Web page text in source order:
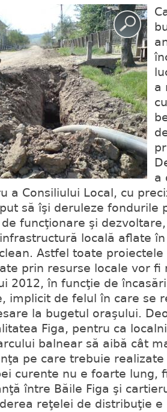
a
a
a Consiliului Local, cu
să îşi deruleze fondurile
funcţionare şi
locală aflate
Astfel toate
prin resurse locale vor fi
2012, în funcţie de
implicit de felul în care se
la bugetul oraşului.
Figa, pentru ca
balnear să aibă cât
pe care trebuie
curente nu e foarte lung,
între Băile Figa şi
reţelei de distribuţie